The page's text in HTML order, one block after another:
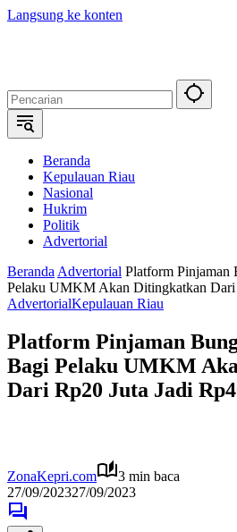
Langsung ke konten
Beranda
Kepulauan Riau
Nasional
Hukrim
Politik
Advertorial
Beranda Advertorial Platform Pinjaman
Pelaku UMKM Akan Ditingkatkan Dari
AdvertorialKepulauan Riau
Platform Pinjaman
Bagi Pelaku UMKM
Dari Rp20 Juta Jadi
ZonaKepri.com
3 min baca
27/09/202327/09/2023